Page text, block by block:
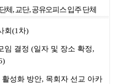
체, 교단, 공유오피스 입주 단체
회(1차)
결정 (일자 및 장소 확정,
성화 방안, 목회자 선교 아카